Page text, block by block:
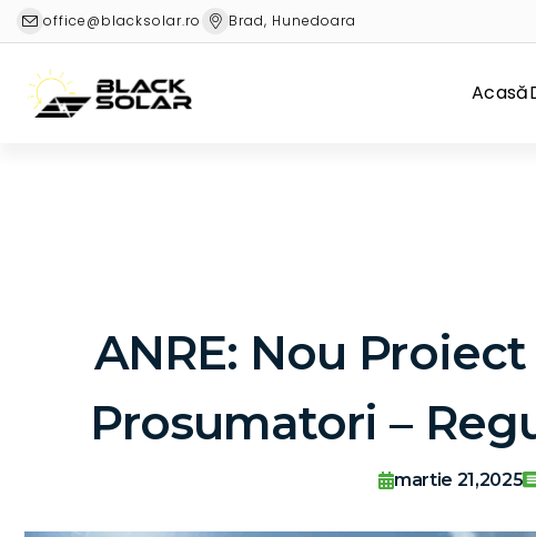
office@blacksolar.ro Brad, Hunedoara
Acasă
ANRE: Nou
Prosumatori –
martie 21,2025